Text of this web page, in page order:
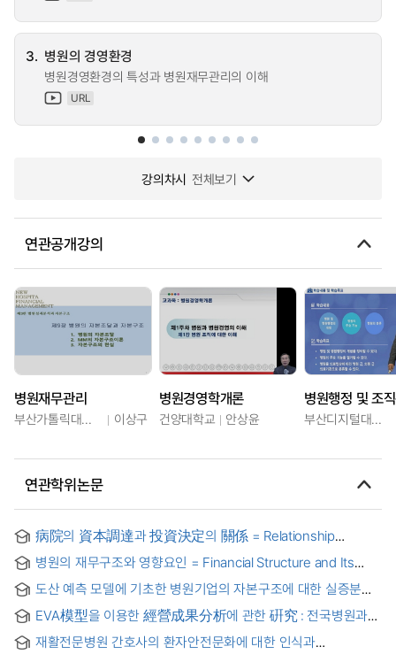
3. 병원의 경영환경
병원경영환경의 특성과 병원재무관리의 이해
URL
강의차시 전체보기
연관공개강의
병원재무관리
부산가톨릭대학교 이상구
병원경영학개론
건양대학교 안상윤
병원행정 및 조
부산디지털대학교
연관학위논문
病院의 資本調達과 投資決定의 關係 = Relationship
korea
병원의 재무구조와 영향요인 = Financial Structure and Its
도산 예측 모델에 기초한 병원기업의 자본구조에 대한 실증분석
EVA模型을 이용한 經營成果分析에 관한 硏究 : 전국병원과
재활전문병원 간호사의 환자안전문화에 대한 인식과